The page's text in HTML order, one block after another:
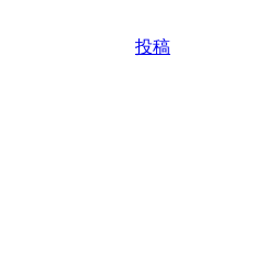
投稿